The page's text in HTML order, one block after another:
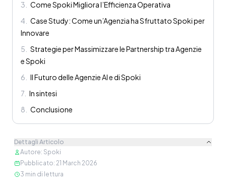
3
Come Spoki Migliora l’Efficienza Operativa
4
Case Study: Come un’Agenzia ha Sfruttato Spoki per
Innovare
5
Strategie per Massimizzare le Partnership tra Agenzie
e Spoki
6
Il Futuro delle Agenzie AI e di Spoki
7 In sintesi
8
Conclusione
Dettagli Articolo
Autore: Spoki
Pubblicato: 21 March 2026
3 min di lettura